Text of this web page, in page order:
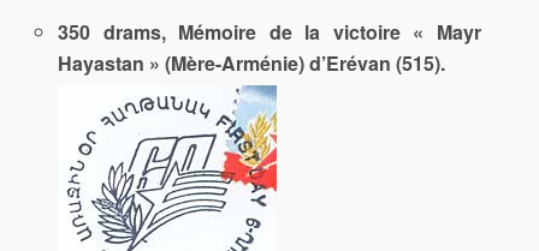
350 drams, Mémoire de la victoire « Mayr
Hayastan » (Mère-Arménie) d’Erévan (515).